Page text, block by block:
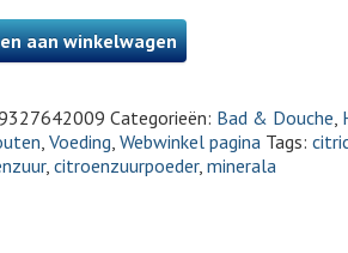
aan winkelwagen
Categorieën: Bad & Douche,
, Voeding, Webwinkel pagina Tags:
, citroenzuurpoeder, minerala